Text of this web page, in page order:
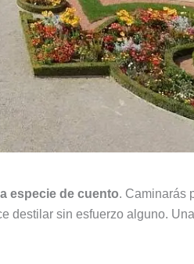
especie de cuento. Caminarás
destilar sin esfuerzo alguno.